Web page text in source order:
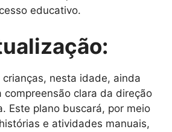
educativo.
crianças, nesta idade, ainda
compreensão clara da direção
Este plano buscará, por meio
e atividades manuais,